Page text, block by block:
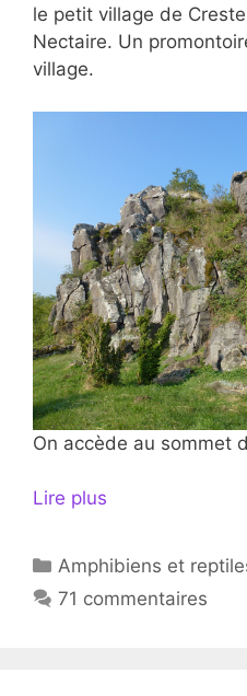
le petit village de
Nectaire. Un
village.
On accède au sommet
Lire plus
Catégories
Amphibiens et
71 commentaires